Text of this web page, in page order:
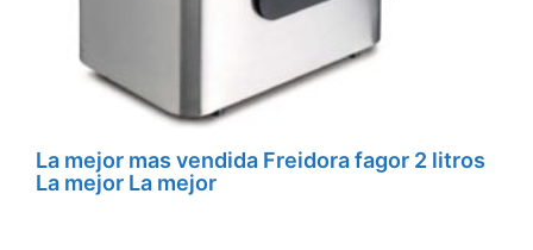
La mejor mas vendida Freidora fagor 2 litros
La mejor La mejor